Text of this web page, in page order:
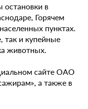
остановки в
Горячем
пунктах.
так и купейные
животных.
сайте ОАО
а также в